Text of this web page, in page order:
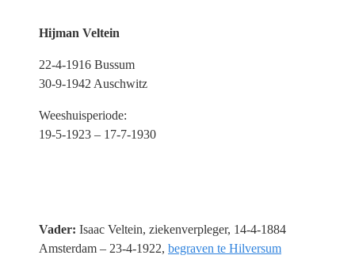
Hijman Veltein
22-4-1916 Bussum
30-9-1942 Auschwitz
Weeshuisperiode:
19-5-1923 – 17-7-1930
Vader: Isaac Veltein, ziekenverpleger, 14-4-1884
Amsterdam – 23-4-1922, begraven te Hilversum